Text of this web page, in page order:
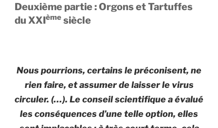
Deuxième partie : Orgons et Tartuffes
du XXIème siècle
Nous pourrions, certains le préconisent, ne
rien faire, et assumer de laisser le virus
circuler. (…). Le conseil scientifique a évalué
les conséquences d’une telle option, elles